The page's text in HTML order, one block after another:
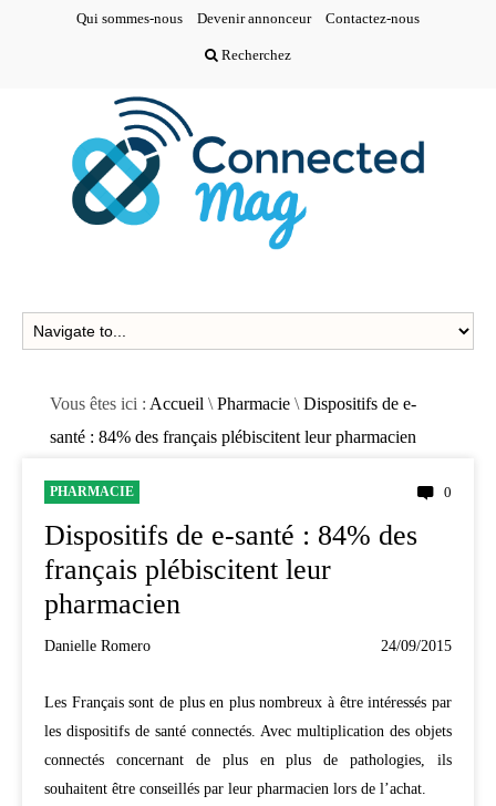
Qui sommes-nous Devenir annonceur Contactez-nous
Recherchez
Vous êtes ici : Accueil \ Pharmacie \ Dispositifs de e-
santé : 84% des français plébiscitent leur pharmacien
PHARMACIE 0
Dispositifs de e-santé : 84% des
français plébiscitent leur
pharmacien
Danielle Romero 24/09/2015
Les Français sont de plus en plus nombreux à être intéressés par
les dispositifs de santé connectés. Avec multiplication des objets
connectés concernant de plus en plus de pathologies, ils
souhaitent être conseillés par leur pharmacien lors de l’achat.